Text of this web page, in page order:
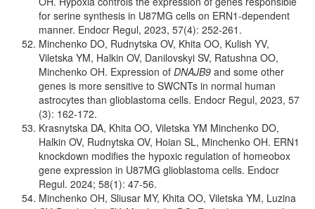
for serine synthesis in U87MG cells on ERN1-dependent
manner. Endocr Regul, 2023, 57(4): 252-261.
Minchenko DO, Rudnytska OV, Khita OO, Kulish YV,
Viletska YM, Halkin OV, Danilovskyi SV, Ratushna OO,
Minchenko OH. Expression of DNAJB9 and some other
genes is more sensitive to SWCNTs in normal human
astrocytes than glioblastoma cells. Endocr Regul, 2023, 57
(3): 162-172.
Krasnytska DA, Khita OO, Viletska YM Minchenko DO,
Halkin OV, Rudnytska OV, Hoian SL, Minchenko OH. ERN1
knockdown modifies the hypoxic regulation of homeobox
gene expression in U87MG glioblastoma cells. Endocr
Regul. 2024; 58(1): 47-56.
Minchenko OH, Sliusar MY, Khita OO, Viletska YM, Luzina